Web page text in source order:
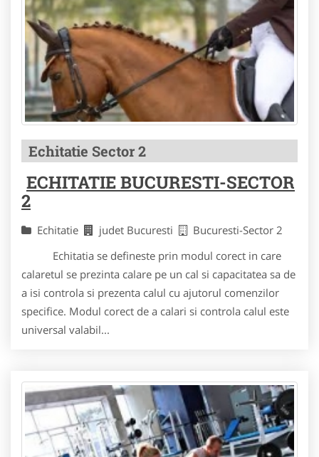
Echitatie Sector 2
ECHITATIE BUCURESTI-SECTOR
2
Echitatie judet Bucuresti
Bucuresti-Sector 2
Echitatia se defineste prin modul corect in care
calaretul se prezinta calare pe un cal si capacitatea sa de
a isi controla si prezenta calul cu ajutorul comenzilor
specifice. Modul corect de a calari si controla calul este
universal valabil...